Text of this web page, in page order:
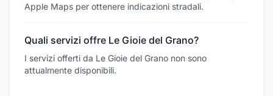
Apple Maps per ottenere indicazioni stradali.
Quali servizi offre Le Gioie del Grano?
I servizi offerti da Le Gioie del Grano non sono
attualmente disponibili.